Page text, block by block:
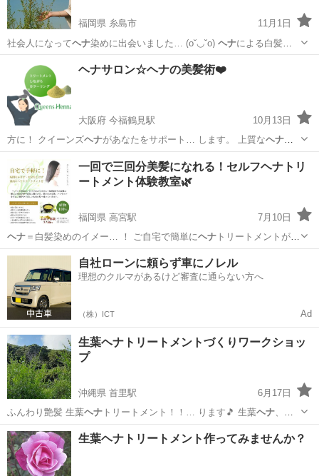
福岡県 糸島市
11月1日
社会人になってヘナ染めに出会いました… (o˘◡˘o) ヘナによる白髪染
めは、… になりました✨ヘナ染め仲間が出来たら…
その他 ヘナ
ヘナサロン☆ヘナの美髪術❤️
大阪府 今福鶴見駅
10月13日
方に！ クイーンズヘナがあなたをサポート… します。 上質なヘナ体
験が初回2,50… て見ませんか？ヘナをやったことがある… です。特
に初めてのヘナ の際は、練り方、塗… もいるようです。ヘナの専門家
がわかりや…
大阪市 今福鶴見駅 ヘッドスパ
一回で三回分美髪になれる！セルフヘナトリ
ートメント体験教室🌿
福岡県 高宮駅
7月10日
ヘナ＝白髪染めのイメー… ！ ご自宅で簡単にヘナトリートメントが
出…
福岡 福岡市 高宮駅 ハーブ ヘナ
自社ローンに頼らず車にノレル
理想のクルマがあるけど審査に通らない方へ
（株）ICT Ad
生葉ヘナトリートメントづくりワークショッ
プ
沖縄県 首里駅
6月17日
ふんわり艶髪 生葉ヘナ トリートメント！！… ります🎵 生葉ヘナ、生
もずく、新鮮な… かうビタミン豊富なヘナトリートメントがで… ョン
でゆっくり生葉 ヘナを作ります。WSご… オル、お飲み物 ヘナは南城
市の畑で出来…
沖縄 南城市 首里駅 ものづくり ヘナ
生葉ヘナトリートメント作ってみませんか？